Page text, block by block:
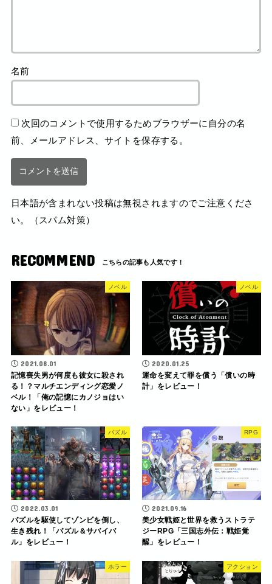
名前
次回のコメントで使用するためブラウザーに自分の名
前、メールアドレス、サイトを保存する。
日本語が含まれない投稿は無視されますのでご注意くださ
い。（スパム対策）
RECOMMEND
ノベル
2021.08.01
記憶喪失男が何度も彼女に殺され
る！？マルチエンディング恋愛ノ
ベル！「俺の記憶にカノジョはい
ない」をレビュー！
ノベル
2020.01.25
運命を変えて罪を償う「償いの時
計」をレビュー！
パズル
2022.03.01
パズルを駆使してゾンビを倒し、
生き残れ！「パズル＆サバイバ
ル」をレビュー！
RPG
2021.09.16
美少女戦姫と世界を救うストラテ
ジーRPG「三国志外伝：戦姫覚
醒」をレビュー！
ホラー アクション